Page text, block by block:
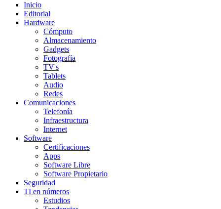
Inicio
Editorial
Hardware
Cómputo
Almacenamiento
Gadgets
Fotografía
TV's
Tablets
Audio
Redes
Comunicaciones
Telefonía
Infraestructura
Internet
Software
Certificaciones
Apps
Software Libre
Software Propietario
Seguridad
TI en números
Estudios